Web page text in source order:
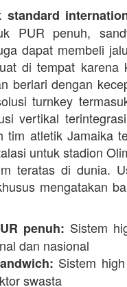
PUR penuh,
dapat membeli
di tempat karena
berlari dengan
turnkey
vertikal
tim atletik Jamaika
untuk stadion
teratas di dunia.
mengatakan
penuh: Sistem
dan nasional
Sistem
swasta